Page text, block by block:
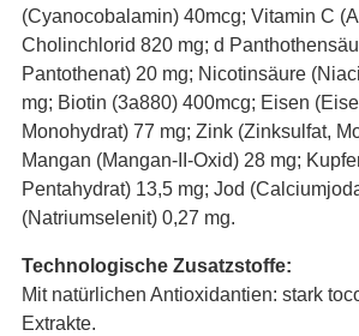
(Cyanocobalamin) 40mcg; Vitamin C
Cholinchlorid 820 mg; d
Pantothenat) 20 mg; Nicotinsäure
mg; Biotin (3a880) 400mcg; Eisen
Monohydrat) 77 mg; Zink (Zinksulfat,
Mangan (Mangan-II-Oxid) 28 mg;
Pentahydrat) 13,5 mg; Jod
(Natriumselenit) 0,27 mg.
Technologische Zusatzstoffe:
Mit natürlichen Antioxidantien: stark
Extrakte.